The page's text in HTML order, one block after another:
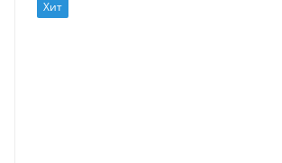
Хит